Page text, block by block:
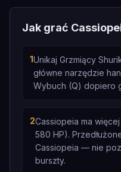
Jak grać
1Unikaj Grzmiący
główne narzędzie
Wybuch (Q) dopiero
2Cassiopeia ma
580 HP).
Cassiopeia — nie
burszty.